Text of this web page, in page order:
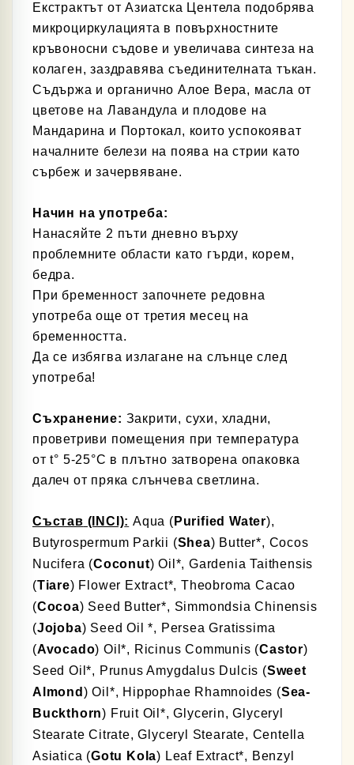
Екстрактът от Азиатска Центела подобрява
микроциркулацията в повърхностните
кръвоносни съдове и увеличава синтеза на
колаген, заздравява съединителната тъкан.
Съдържа и органично Алое Вера, масла от
цветове на Лавандула и плодове на
Мандарина и Портокал, които успокояват
началните белези на поява на стрии като
сърбеж и зачервяване.
Начин на употреба:
Нанасяйте 2 пъти дневно върху
проблемните области като гърди, корем,
бедра.
При бременност започнете редовна
употреба още от третия месец на
бременността.
Да се избягва излагане на слънце след
употреба!
Съхранение: Закрити, сухи, хладни,
проветриви помещения при температура
отt° 5-25°C в плътно затворена опаковка
далеч от пряка слънчева светлина.
Състав (INCI): Aqua ( Purified Water),
Butyrospermum Parkii (Shea) Butter*, Cocos
Nucifera (Coconut) Oil*, Gardenia Taithensis
(Tiare) Flower Extract*, Theobroma Cacao
(Cocoa) Seed Butter*, Simmondsia Chinensis
(Jojoba) Seed Oil *, Persea Gratissima
(Avocado) Oil*, Ricinus Communis (Castor)
Seed Oil*, Prunus Amygdalus Dulcis (Sweet
Almond ) Oil*, Hippophae Rhamnoides (Sea-
Buckthorn) Fruit Oil*, Glycerin, Glyceryl
Stearate Citrate, Glyceryl Stearate, Centella
Asiatica (Gotu Kola) Leaf Extract*, Benzyl